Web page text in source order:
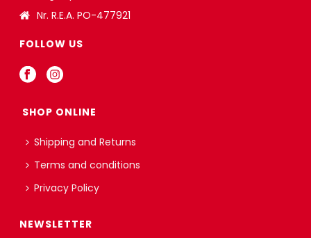
Nr. R.E.A. PO-477921
FOLLOW US
SHOP ONLINE
Shipping and Returns
Terms and conditions
Privacy Policy
NEWSLETTER